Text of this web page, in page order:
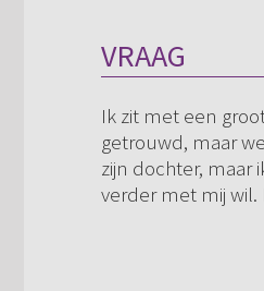
VRAAG
Ik zit met een
getrouwd, maar
zijn dochter, maar
verder met mij wil.